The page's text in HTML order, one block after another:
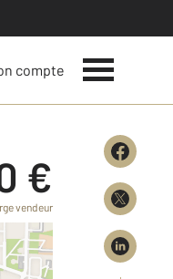
compte
€
vendeur